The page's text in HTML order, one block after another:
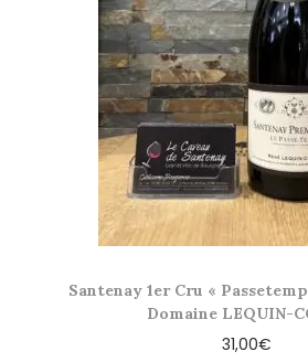
Santenay 1er Cru «
Domaine LEQUIN-
31,00€